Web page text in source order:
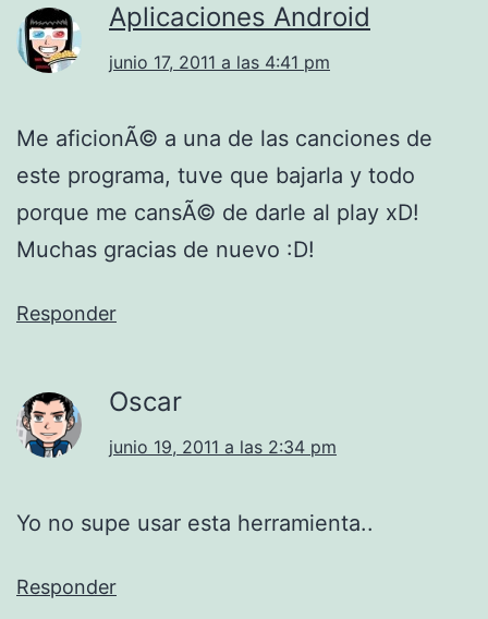
Aplicaciones Android
junio 17, 2011 a las 4:41 pm
Me aficionÃ© a una de las canciones de
este programa, tuve que bajarla y todo
porque me cansÃ© de darle al play xD!
Muchas gracias de nuevo :D!
Responder
Oscar
junio 19, 2011 a las 2:34 pm
Yo no supe usar esta herramienta..
Responder